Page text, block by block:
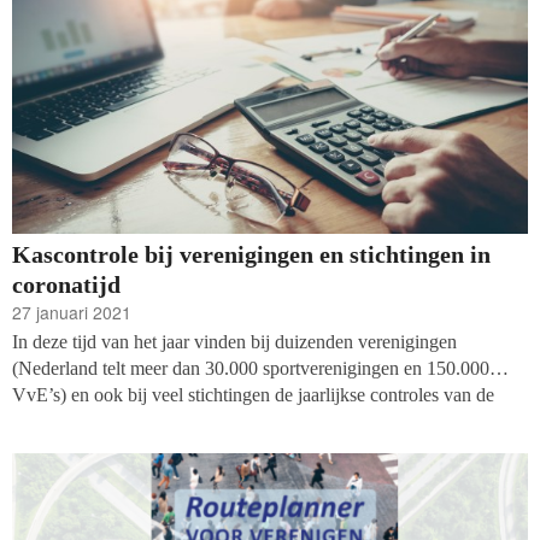
van andere organisaties en bedrijven. De missie is nog steeds:
Iedereen veilig over straat. En het werk gebeurt nog steeds met hulp
van diezelfde burgers: wat nu burgerparticipatie wordt genoemd.
Vakblad fondsenwerving sprak met directeur Evert-Jan Hulshof en
woordvoerder Rob Stomphorst.
Kascontrole bij verenigingen en stichtingen in
coronatijd
27 januari 2021
In deze tijd van het jaar vinden bij duizenden verenigingen
(Nederland telt meer dan 30.000 sportverenigingen en 150.000
VvE’s) en ook bij veel stichtingen de jaarlijkse controles van de
ze ter plaatse de administratie. Met het dringend advies van de
regering om bezoek tot maximaal één persoon te beperken is het
zaak om de controle op een alternatieve manier te organiseren.